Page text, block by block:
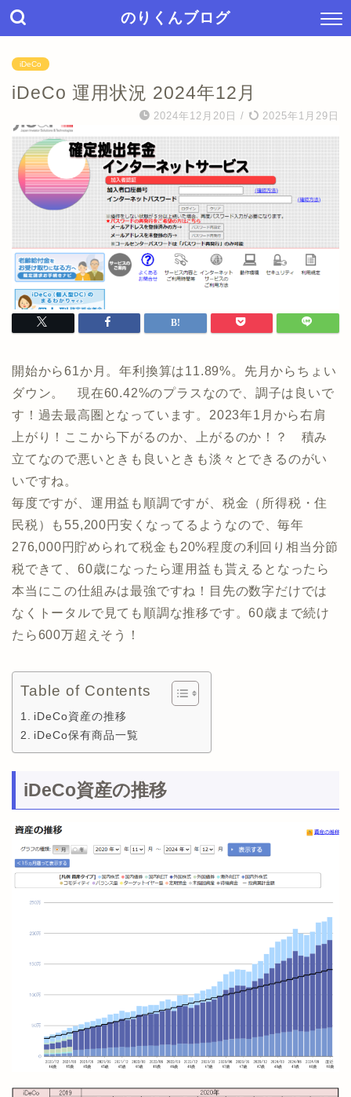
のりくんブログ
iDeCo
iDeCo 運用状況 2024年12月
2024年12月20日 / 2025年1月29日
開始から61か月。年利換算は11.89%。先月からちょい
ダウン。 現在60.42%のプラスなので、調子は良いで
す！過去最高圏となっています。2023年1月から右肩
上がり！ここから下がるのか、上がるのか！？ 積み
立てなので悪いときも良いときも淡々とできるのがい
いですね。
毎度ですが、運用益も順調ですが、税金（所得税・住
民税）も55,200円安くなってるようなので、毎年
276,000円貯められて税金も20%程度の利回り相当分節
税できて、60歳になったら運用益も貰えるとなったら
本当にこの仕組みは最強ですね！目先の数字だけでは
なくトータルで見ても順調な推移です。60歳まで続け
たら600万超えそう！
Table of Contents
iDeCo資産の推移
iDeCo保有商品一覧
iDeCo資産の推移